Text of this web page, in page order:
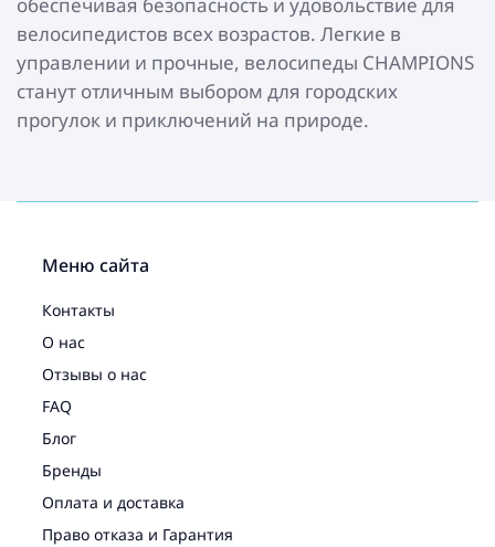
обеспечивая безопасность и удовольствие для
велосипедистов всех возрастов. Легкие в
управлении и прочные, велосипеды CHAMPIONS
станут отличным выбором для городских
прогулок и приключений на природе.
Меню сайта
Контакты
О нас
Отзывы о нас
FAQ
Блог
Бренды
Оплата и доставка
Право отказа и Гарантия